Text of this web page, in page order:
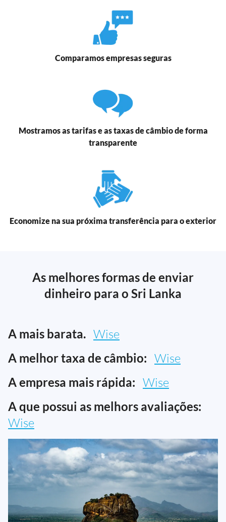
Comparamos empresas seguras
Mostramos as tarifas e as taxas de câmbio de forma
transparente
Economize na sua próxima transferência para o exterior
As melhores formas de enviar
dinheiro para o Sri Lanka
A mais barata. Wise
A melhor taxa de câmbio: Wise
A empresa mais rápida: Wise
A que possui as melhors avaliações:
Wise